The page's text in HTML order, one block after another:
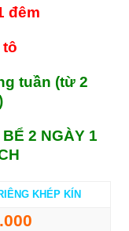
đêm
tuần (từ 2
2 NGÀY 1
KHÉP KÍN